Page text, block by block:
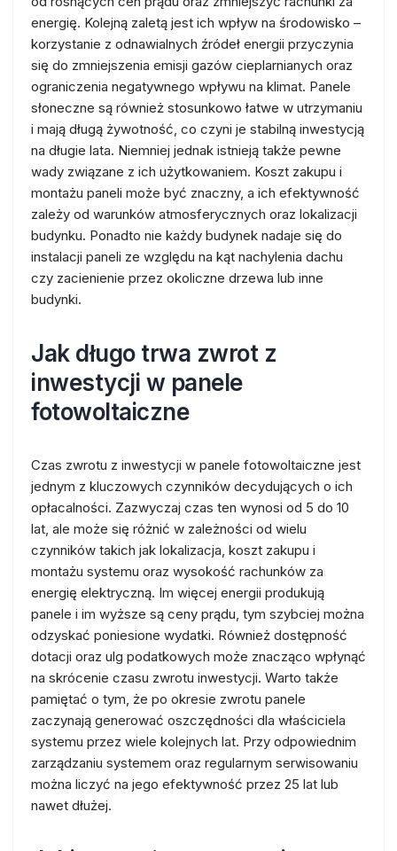
energię. Kolejną zaletą jest ich wpływ na środowisko –
korzystanie z odnawialnych źródeł energii przyczynia
się do zmniejszenia emisji gazów cieplarnianych oraz
ograniczenia negatywnego wpływu na klimat. Panele
słoneczne są również stosunkowo łatwe w utrzymaniu
i mają długą żywotność, co czyni je stabilną inwestycją
na długie lata. Niemniej jednak istnieją także pewne
wady związane z ich użytkowaniem. Koszt zakupu i
montażu paneli może być znaczny, a ich efektywność
zależy od warunków atmosferycznych oraz lokalizacji
budynku. Ponadto nie każdy budynek nadaje się do
instalacji paneli ze względu na kąt nachylenia dachu
czy zacienienie przez okoliczne drzewa lub inne
budynki.
Jak długo trwa zwrot z
inwestycji w panele
fotowoltaiczne
Czas zwrotu z inwestycji w panele fotowoltaiczne jest
jednym z kluczowych czynników decydujących o ich
opłacalności. Zazwyczaj czas ten wynosi od 5 do 10
lat, ale może się różnić w zależności od wielu
czynników takich jak lokalizacja, koszt zakupu i
montażu systemu oraz wysokość rachunków za
energię elektryczną. Im więcej energii produkują
panele i im wyższe są ceny prądu, tym szybciej można
odzyskać poniesione wydatki. Również dostępność
dotacji oraz ulg podatkowych może znacząco wpłynąć
na skrócenie czasu zwrotu inwestycji. Warto także
pamiętać o tym, że po okresie zwrotu panele
zaczynają generować oszczędności dla właściciela
systemu przez wiele kolejnych lat. Przy odpowiednim
zarządzaniu systemem oraz regularnym serwisowaniu
można liczyć na jego efektywność przez 25 lat lub
nawet dłużej.